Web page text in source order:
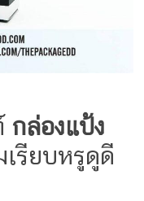
กล่องแป้ง
รียบหรูดูดี